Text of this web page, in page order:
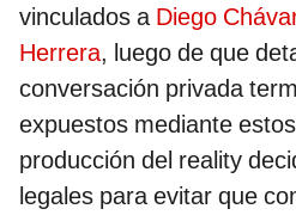
vinculados a Diego
Herrera, luego de que
conversación privada
expuestos mediante
producción del reality
legales para evitar que